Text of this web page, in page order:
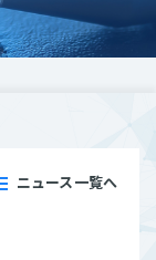
ニュース一覧へ